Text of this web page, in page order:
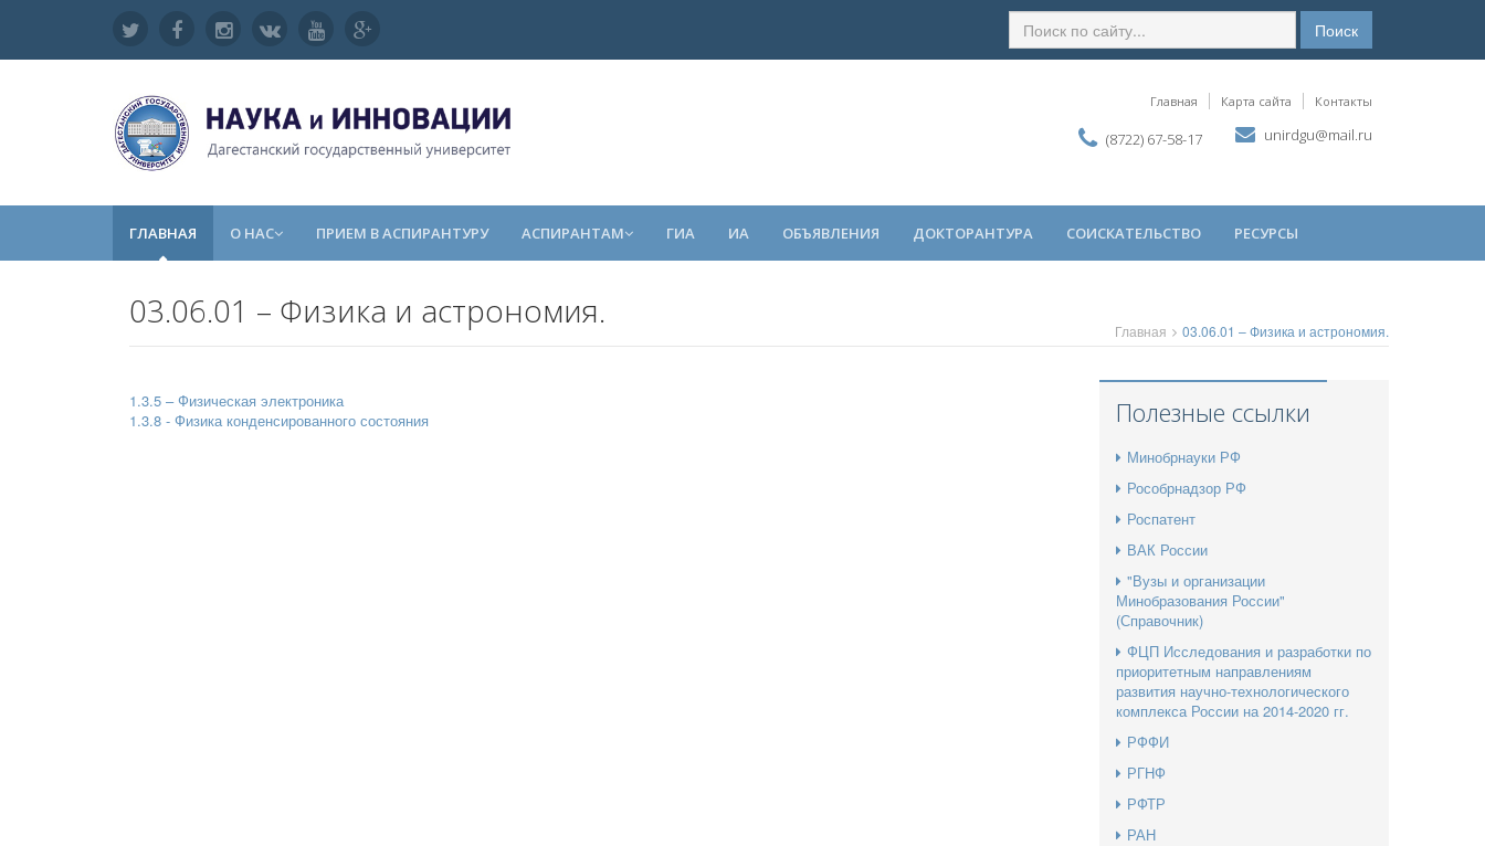
Поиск
Главная Карта сайта Контакты
(8722) 67-58-17 unirdgu@mail.ru
ГЛАВНАЯ О НАС ПРИЕМ В АСПИРАНТУРУ АСПИРАНТАМ ГИА ИА ОБЪЯВЛЕНИЯ ДОКТОРАНТУРА СОИСКАТЕЛЬСТВО РЕСУРСЫ
03.06.01 – Физика и астрономия. Главная 03.06.01 – Физика и астрономия.
1.3.5 – Физическая электроника
1.3.8 - Физика конденсированного состояния
Полезные ссылки
Минобрнауки РФ
Рособрнадзор РФ
Роспатент
ВАК России
"Вузы и организации
Минобразования России"
(Справочник)
ФЦП Исследования и разработки по
приоритетным направлениям
развития научно-технологического
комплекса России на 2014-2020 гг.
РФФИ
РГНФ
РФТР
РАН